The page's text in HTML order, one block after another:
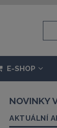
E-SHOP
NOVINKY
AKTUÁLNÍ